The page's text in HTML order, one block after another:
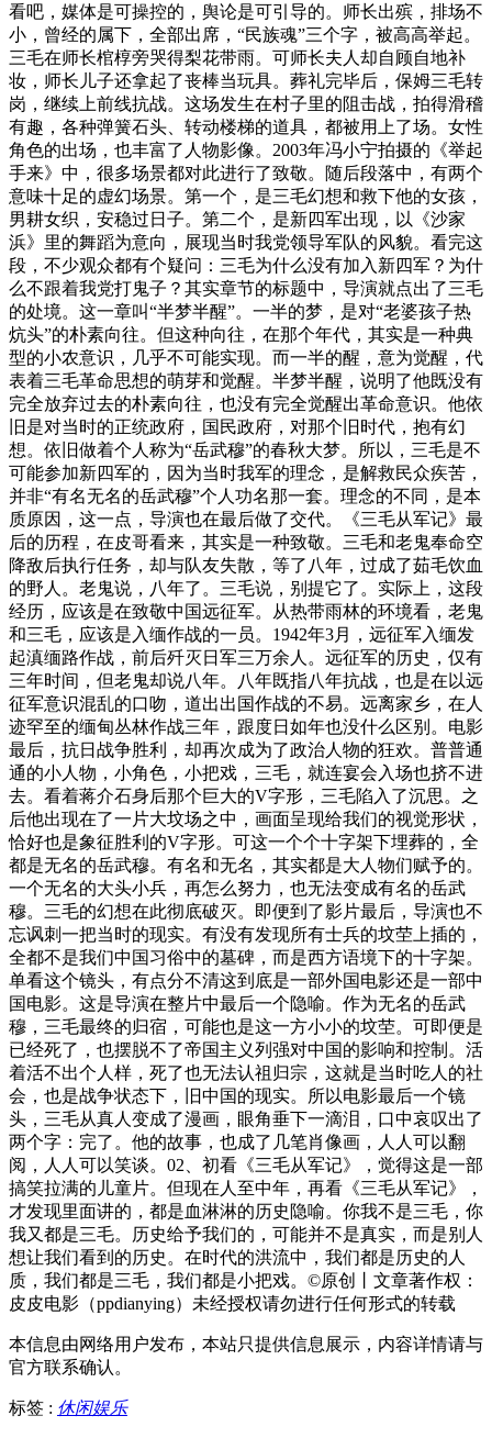
看吧，媒体是可操控的，舆论是可引导的。师长出殡，排场不
小，曾经的属下，全部出席，“民族魂”三个字，被高高举起。
三毛在师长棺椁旁哭得梨花带雨。可师长夫人却自顾自地补
妆，师长儿子还拿起了丧棒当玩具。葬礼完毕后，保姆三毛转
岗，继续上前线抗战。这场发生在村子里的阻击战，拍得滑稽
有趣，各种弹簧石头、转动楼梯的道具，都被用上了场。女性
角色的出场，也丰富了人物影像。2003年冯小宁拍摄的《举起
手来》中，很多场景都对此进行了致敬。随后段落中，有两个
意味十足的虚幻场景。第一个，是三毛幻想和救下他的女孩，
男耕女织，安稳过日子。第二个，是新四军出现，以《沙家
浜》里的舞蹈为意向，展现当时我党领导军队的风貌。看完这
段，不少观众都有个疑问：三毛为什么没有加入新四军？为什
么不跟着我党打鬼子？其实章节的标题中，导演就点出了三毛
的处境。这一章叫“半梦半醒”。一半的梦，是对“老婆孩子热
炕头”的朴素向往。但这种向往，在那个年代，其实是一种典
型的小农意识，几乎不可能实现。而一半的醒，意为觉醒，代
表着三毛革命思想的萌芽和觉醒。半梦半醒，说明了他既没有
完全放弃过去的朴素向往，也没有完全觉醒出革命意识。他依
旧是对当时的正统政府，国民政府，对那个旧时代，抱有幻
想。依旧做着个人称为“岳武穆”的春秋大梦。所以，三毛是不
可能参加新四军的，因为当时我军的理念，是解救民众疾苦，
并非“有名无名的岳武穆”个人功名那一套。理念的不同，是本
质原因，这一点，导演也在最后做了交代。《三毛从军记》最
后的历程，在皮哥看来，其实是一种致敬。三毛和老鬼奉命空
降敌后执行任务，却与队友失散，等了八年，过成了茹毛饮血
的野人。老鬼说，八年了。三毛说，别提它了。实际上，这段
经历，应该是在致敬中国远征军。从热带雨林的环境看，老鬼
和三毛，应该是入缅作战的一员。1942年3月，远征军入缅发
起滇缅路作战，前后歼灭日军三万余人。远征军的历史，仅有
三年时间，但老鬼却说八年。八年既指八年抗战，也是在以远
征军意识混乱的口吻，道出出国作战的不易。远离家乡，在人
迹罕至的缅甸丛林作战三年，跟度日如年也没什么区别。电影
最后，抗日战争胜利，却再次成为了政治人物的狂欢。普普通
通的小人物，小角色，小把戏，三毛，就连宴会入场也挤不进
去。看着蒋介石身后那个巨大的V字形，三毛陷入了沉思。之
后他出现在了一片大坟场之中，画面呈现给我们的视觉形状，
恰好也是象征胜利的V字形。可这一个个十字架下埋葬的，全
都是无名的岳武穆。有名和无名，其实都是大人物们赋予的。
一个无名的大头小兵，再怎么努力，也无法变成有名的岳武
穆。三毛的幻想在此彻底破灭。即便到了影片最后，导演也不
忘讽刺一把当时的现实。有没有发现所有士兵的坟茔上插的，
全都不是我们中国习俗中的墓碑，而是西方语境下的十字架。
单看这个镜头，有点分不清这到底是一部外国电影还是一部中
国电影。这是导演在整片中最后一个隐喻。作为无名的岳武
穆，三毛最终的归宿，可能也是这一方小小的坟茔。可即便是
已经死了，也摆脱不了帝国主义列强对中国的影响和控制。活
着活不出个人样，死了也无法认祖归宗，这就是当时吃人的社
会，也是战争状态下，旧中国的现实。所以电影最后一个镜
头，三毛从真人变成了漫画，眼角垂下一滴泪，口中哀叹出了
两个字：完了。他的故事，也成了几笔肖像画，人人可以翻
阅，人人可以笑谈。02、初看《三毛从军记》，觉得这是一部
搞笑拉满的儿童片。但现在人至中年，再看《三毛从军记》，
才发现里面讲的，都是血淋淋的历史隐喻。你我不是三毛，你
我又都是三毛。历史给予我们的，可能并不是真实，而是别人
想让我们看到的历史。在时代的洪流中，我们都是历史的人
质，我们都是三毛，我们都是小把戏。©原创丨文章著作权：
皮皮电影（ppdianying）未经授权请勿进行任何形式的转载
本信息由网络用户发布， 本站只提供信息展示，内容详情请与
官方联系确认。
标签 : 休闲娱乐